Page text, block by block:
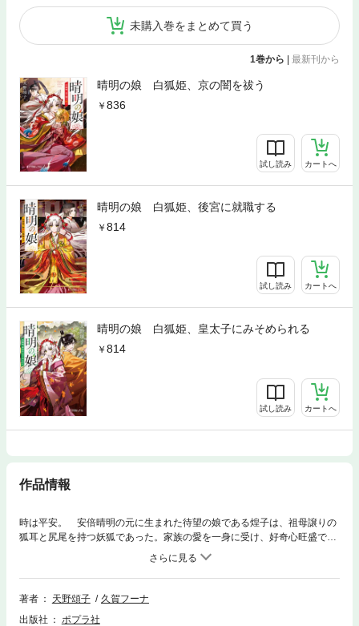
未購入巻をまとめて買う
1巻から | 最新刊から
晴明の娘 白狐姫、京の闇を祓う
836
試し読み カートへ
晴明の娘 白狐姫、後宮に就職する
814
試し読み カートへ
晴明の娘 白狐姫、皇太子にみそめられる
814
試し読み カートへ
作品情報
時は平安。 安倍晴明の元に生まれた待望の娘である煌子は、祖母譲りの
狐耳と尻尾を持つ妖狐であった。家族の愛を一身に受け、好奇心旺盛でお
てんばに育った煌子は、気付けば様々な騒動の渦中に。 男装して陰陽寮
を見学したり、鞍馬の大天狗に求婚されたり、五節の舞姫に選出された
り。 騒動のかたわら式神を増やし、困難を乗り越え、やがて無比の美貌
と妖力を持つ「白狐姫」として都にその名を知られるようになるが！？
著者 天野頌子
久賀フーナ
出版社
ポプラ社